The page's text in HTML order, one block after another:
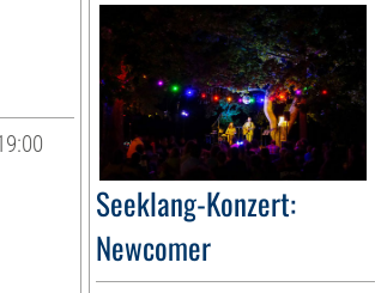
Seeklang-Konzert:
Newcomer